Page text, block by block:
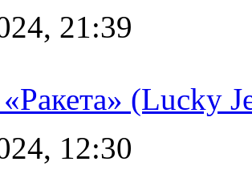
21:39
(Lucky
12:30